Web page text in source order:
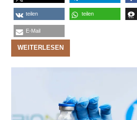
teilen teilen
E-Mail
WEITERLESEN